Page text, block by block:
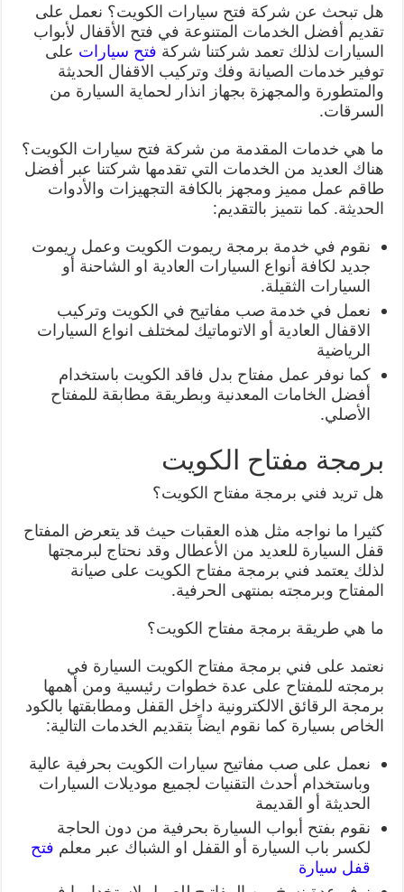
هل تبحث عن شركة فتح سيارات الكويت؟ نعمل على
تقديم أفضل الخدمات المتنوعة في فتح الأقفال لأبواب
السيارات لذلك تعمد شركتنا شركة فتح سيارات على
توفير خدمات الصيانة وفك وتركيب الاقفال الحديثة
والمتطورة والمجهزة بجهاز انذار لحماية السيارة من
السرقات.
ما هي خدمات المقدمة من شركة فتح سيارات الكويت؟
هناك العديد من الخدمات التي تقدمها شركتنا عبر أفضل
طاقم عمل مميز ومجهز بالكافة التجهيزات والأدوات
الحديثة. كما نتميز بالتقديم:
نقوم في خدمة برمجة ريموت الكويت وعمل ريموت
جديد لكافة أنواع السيارات العادية او الشاحنة أو
السيارات الثقيلة.
نعمل في خدمة صب مفاتيح في الكويت وتركيب
الاقفال العادية أو الاتوماتيك لمختلف انواع السيارات
الرياضية
كما نوفر عمل مفتاح بدل فاقد الكويت باستخدام
أفضل الخامات المعدنية وبطريقة مطابقة للمفتاح
الأصلي.
برمجة مفتاح الكويت
هل تريد فني برمجة مفتاح الكويت؟
كثيرا ما نواجه مثل هذه العقبات حيث قد يتعرض المفتاح
قفل السيارة للعديد من الأعطال وقد نحتاج لبرمجتها
لذلك يعتمد فني برمجة مفتاح الكويت على صيانة
المفتاح وبرمجته بمنتهى الحرفية.
ما هي طريقة برمجة مفتاح الكويت؟
نعتمد على فني برمجة مفتاح الكويت السيارة في
برمجته للمفتاح على عدة خطوات رئيسية ومن أهمها
برمجة الرقائق الالكترونية داخل القفل ومطابقتها بالكود
الخاص بسيارة كما نقوم ايضاً بتقديم الخدمات التالية:
نعمل على صب مفاتيح سيارات الكويت بحرفية عالية
وباستخدام أحدث التقنيات لجميع موديلات السيارات
الحديثة أو القديمة
نقوم بفتح أبواب السيارة بحرفية من دون الحاجة
لكسر باب السيارة أو القفل او الشباك عبر معلم فتح
قفل سيارة